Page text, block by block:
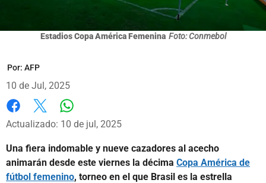
Estadios Copa América Femenina Foto: Conmebol
Por: AFP
10 de Jul, 2025
Facebook
X
Actualizado: 10 de jul, 2025
Una fiera indomable y nueve cazadores al acecho
animarán desde este viernes la décima Copa América de
fútbol femenino, torneo en el que Brasil es la estrella